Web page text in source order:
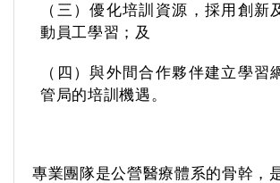
（三）優化培訓資源，採用創新
動員工學習；及
（四）與外間合作夥伴建立學習
管局的培訓機遇。
專業團隊是公營醫療體系的骨幹，